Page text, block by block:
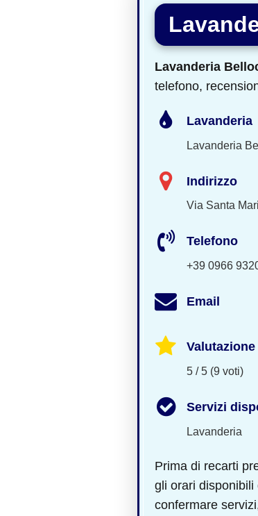
Lavanderia
telefono,
Lavanderia
Lavanderia
Indirizzo
Via Santa
Telefono
+39 0966
Email
Valutazione
5 / 5 (9 voti)
Servizi
Lavanderia
Prima di recarti
gli orari disponibili
confermare